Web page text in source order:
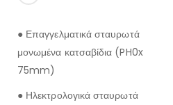
● Επαγγελματικά σταυρωτά
μονωμένα κατσαβίδια (PH0x
75mm)
● Ηλεκτρολογικά σταυρωτά